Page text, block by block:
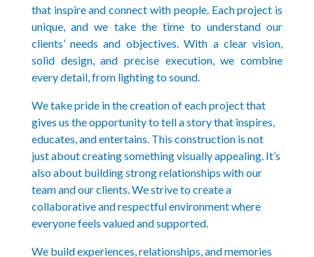
that inspire and connect with people. Each project is
unique, and we take the time to understand our
clients’ needs and objectives. With a clear vision,
solid design, and precise execution, we combine
every detail, from lighting to sound.
We take pride in the creation of each project that
gives us the opportunity to tell a story that inspires,
educates, and entertains. This construction is not
just about creating something visually appealing. It’s
also about building strong relationships with our
team and our clients. We strive to create a
collaborative and respectful environment where
everyone feels valued and supported.
We build experiences, relationships, and memories